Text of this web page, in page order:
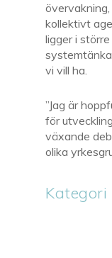
kollektivt
ligger i
vi vill ha.
”Jag är
för
växande
olika